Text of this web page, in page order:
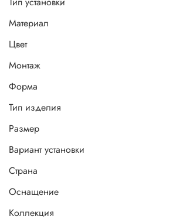
Материал
Цвет
Монтаж
Форма
Тип изделия
Размер
Вариант установки
Страна
Оснащение
Коллекция